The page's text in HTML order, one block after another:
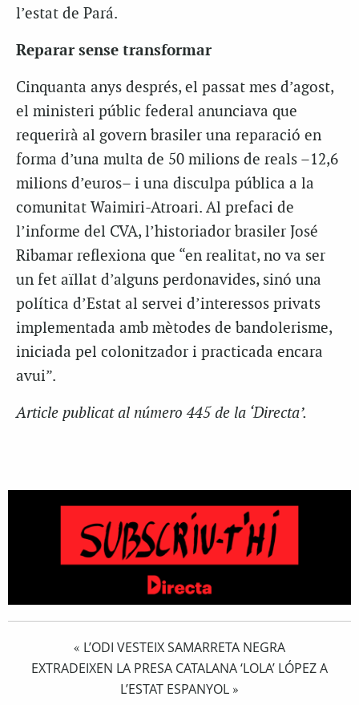
l’estat de Pará.
Reparar sense transformar
Cinquanta anys després, el passat mes d’agost,
el ministeri públic federal anunciava que
requerirà al govern brasiler una reparació en
forma d’una multa de 50 milions de reals –12,6
milions d’euros– i una disculpa pública a la
comunitat Waimiri-Atroari. Al prefaci de
l’informe del CVA, l’historiador brasiler José
Ribamar reflexiona que “en realitat, no va ser
un fet aïllat d’alguns perdonavides, sinó una
política d’Estat al servei d’interessos privats
implementada amb mètodes de bandolerisme,
iniciada pel colonitzador i practicada encara
avui”.
Article publicat al número 445 de la ‘Directa’.
« L’ODI VESTEIX SAMARRETA NEGRA
EXTRADEIXEN LA PRESA CATALANA ‘LOLA’ LÓPEZ A
L’ESTAT ESPANYOL »